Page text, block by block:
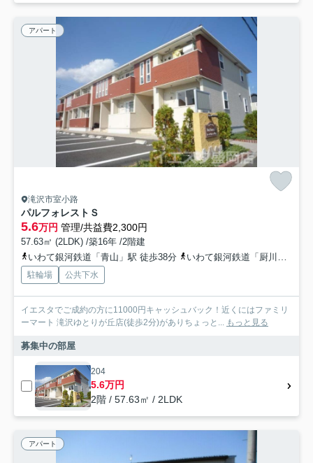
アパート
滝沢市室小路
パルフォレストＳ
5.6万円 管理/共益費2,300円
57.63㎡ (2LDK) /築16年 /2階建
いわて銀河鉄道「青山」駅 徒歩38分
いわて銀河鉄道「厨川」駅 徒歩47分
駐輪場 公共下水
イエスタでご成約の方に11000円キャッシュバック！近くにはファミリ
ーマート 滝沢ゆとりが丘店(徒歩2分)がありちょっと... もっと見る
募集中の部屋
204
5.6万円
2階 / 57.63㎡ / 2LDK
アパート